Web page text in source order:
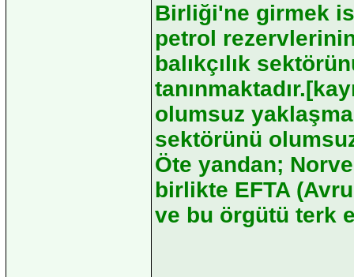
Birliği'ne girmek
petrol
balıkçılık
olumsuz
sektörünü
Öte yandan;
birlikte EFTA
ve bu örgütü terk